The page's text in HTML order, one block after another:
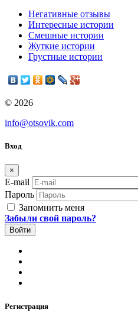
Негативные отзывы
Интересные истории
Смешные истории
Жуткие истории
Грустные истории
© 2026
info@otsovik.com
Вход
×
E-mail
Пароль
Запомнить меня
Забыли свой пароль?
Регистрация